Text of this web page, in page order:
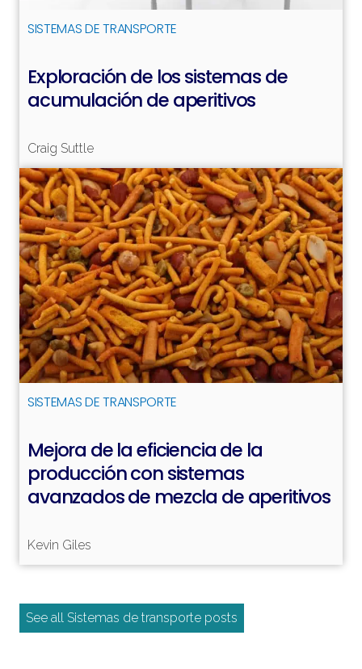
Leer más
SISTEMAS DE TRANSPORTE
Exploración de los sistemas de
acumulación de aperitivos
Craig Suttle
Leer más
SISTEMAS DE TRANSPORTE
Mejora de la eficiencia de la
producción con sistemas
avanzados de mezcla de aperitivos
Kevin Giles
See all Sistemas de transporte posts